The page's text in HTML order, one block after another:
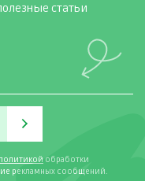
статьи
политикой обработки
рекламных сообщений.